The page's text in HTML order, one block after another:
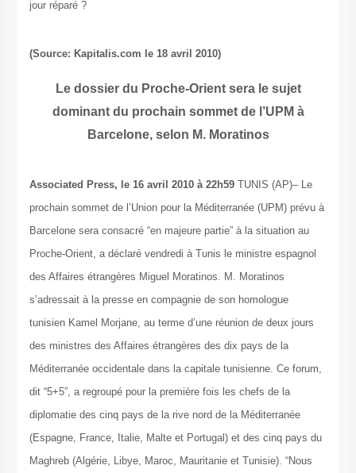
jour réparé ?
(Source: Kapitalis.com le 18 avril 2010)
Le dossier du Proche-Orient sera le sujet
dominant du prochain sommet de l’UPM à
Barcelone, selon M. Moratinos
Associated Press, le 16 avril 2010 à 22h59TUNIS (AP)– Le
prochain sommet de l’Union pour la Méditerranée (UPM) prévu à
Barcelone sera consacré “en majeure partie” à la situation au
Proche-Orient, a déclaré vendredi à Tunis le ministre espagnol
des Affaires étrangères Miguel Moratinos. M. Moratinos
s’adressait à la presse en compagnie de son homologue
tunisien Kamel Morjane, au terme d’une réunion de deux jours
des ministres des Affaires étrangères des dix pays de la
Méditerranée occidentale dans la capitale tunisienne. Ce forum,
dit “5+5”, a regroupé pour la première fois les chefs de la
diplomatie des cinq pays de la rive nord de la Méditerranée
(Espagne, France, Italie, Malte et Portugal) et des cinq pays du
Maghreb (Algérie, Libye, Maroc, Mauritanie et Tunisie). “Nous